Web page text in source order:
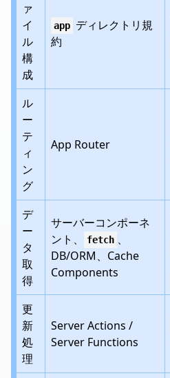
ァ
イ
ル
構
成
app ディレクトリ規
約
ル
ー
テ
ィ
ン
グ
App Router
デ
ー
タ
取
得
サーバーコンポーネ
ント、
fetch 、
DB/ORM、Cache
Components
更
新
処
理
Server Actions /
Server Functions